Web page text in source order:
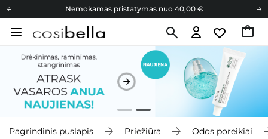
Nemokamas pristatymas nuo 40,00 €
Nemokamas pristatymas nuo 40,00 €
Dovanų Kortelės
Pagrindinis puslapis Priežiūra Odos poreikiai